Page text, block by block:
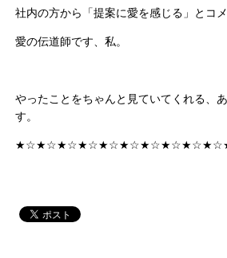
社内の方から「提案に愛を感じる」とコ
愛の伝道師です、私。
やったことをちゃんと見ていてくれる、
す。